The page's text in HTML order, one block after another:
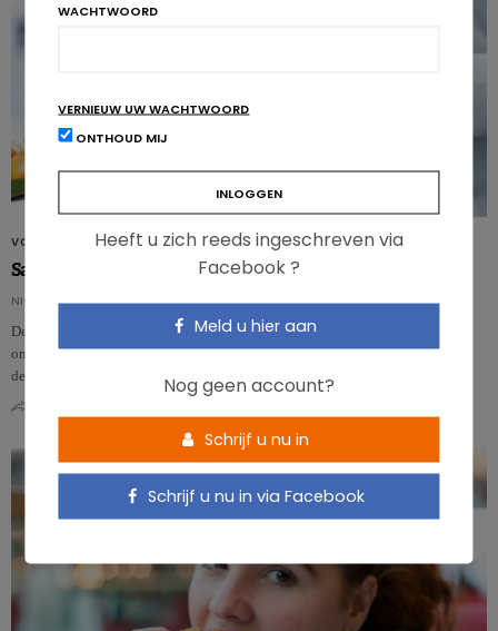
VOEDINGSMIDDELEN
Samenstelling checken ? Kijk in de Voedingsmiddelentabel !
NICOLAS GUGGENBÜHL
De Belgische Voedingsmiddelentabel moet mee met haar tijd. Zo verscheen
onlangs al de 7e editie. Deze lijst bevat niet alleen meer producten, vooral in
de …
WACHTWOORD
VERNIEUW UW WACHTWOORD
ONTHOUD MIJ
Heeft u zich reeds ingeschreven via
Facebook ?
Meld u hier aan
Nog geen account?
Schrijf u nu in
Schrijf u nu in via Facebook